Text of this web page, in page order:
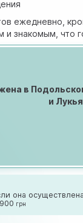
ежедневно,
и знакомым, что
в
и
она
грн